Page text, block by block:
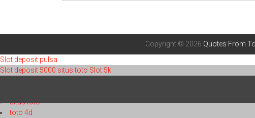
Copyright © 2026 Quotes From
Slot deposit pulsa
Slot deposit 5000 situs toto Slot 5k
situs toto
toto 4d